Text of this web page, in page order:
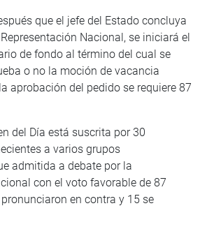
que el jefe del Estado concluya
Nacional, se iniciará el
de fondo al término del cual se
o no la moción de vacancia
aprobación del pedido se requiere 87
del Día está suscrita por 30
a varios grupos
admitida a debate por la
con el voto favorable de 87
en contra y 15 se